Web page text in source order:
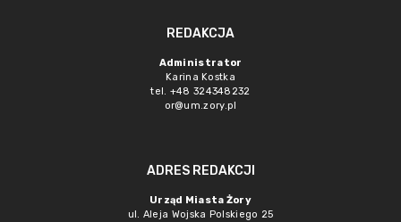
REDAKCJA
Administrator
Karina Kostka
tel. +48 324348232
or@um.zory.pl
ADRES REDAKCJI
Urząd Miasta Żory
ul. Aleja Wojska Polskiego 25